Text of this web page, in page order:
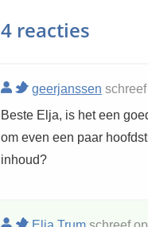
4 reacties
geerjanssen
Beste Elja, is het een
om even een paar
inhoud?